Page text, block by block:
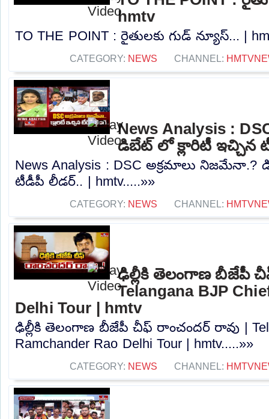
hmtv
TO THE POINT : రైతులకు గుడ్ న్యూస్... |
CATEGORY: NEWS CHANNEL:
News Analysis :
డిబేట్ లో క్లారిటీ ఇచ్చిన
News Analysis : DSC అక్రమాలు నిజమేనా.?
టీడీపీ లీడర్.. | hmtv.....»»
CATEGORY: NEWS CHANNEL:
ఢిల్లీకి తెలంగాణ బీజేపీ
Telangana BJP
Delhi Tour | hmtv
ఢిల్లీకి తెలంగాణ బీజేపీ చీఫ్ రాంచందర్ రావు |
Ramchander Rao Delhi Tour | hmtv.....»»
CATEGORY: NEWS CHANNEL: